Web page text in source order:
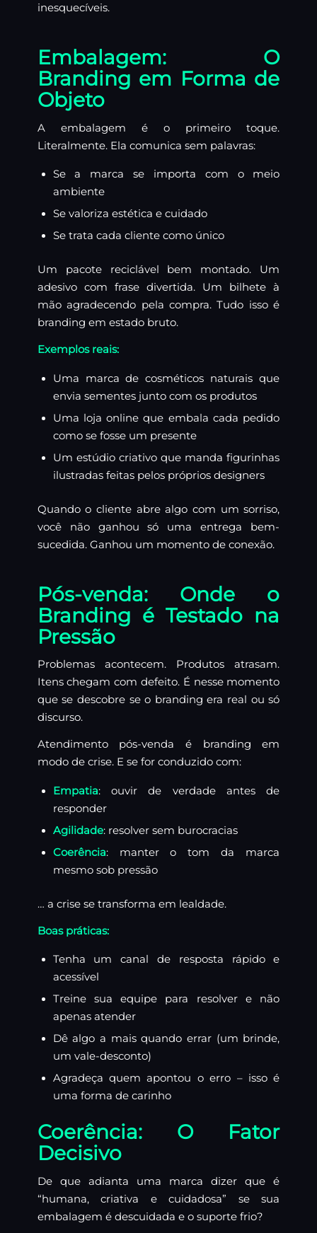
inesquecíveis.
Embalagem: O
Branding em Forma de
Objeto
A embalagem é o primeiro toque.
Literalmente. Ela comunica sem palavras:
Se a marca se importa com o meio
ambiente
Se valoriza estética e cuidado
Se trata cada cliente como único
Um pacote reciclável bem montado. Um
adesivo com frase divertida. Um bilhete à
mão agradecendo pela compra. Tudo isso é
branding em estado bruto.
Exemplos reais:
Uma marca de cosméticos naturais que
envia sementes junto com os produtos
Uma loja online que embala cada pedido
como se fosse um presente
Um estúdio criativo que manda figurinhas
ilustradas feitas pelos próprios designers
Quando o cliente abre algo com um sorriso,
você não ganhou só uma entrega bem-
sucedida. Ganhou um momento de conexão.
Pós-venda: Onde o
Branding é Testado na
Pressão
Problemas acontecem. Produtos atrasam.
Itens chegam com defeito. É nesse momento
que se descobre se o branding era real ou só
discurso.
Atendimento pós-venda é branding em
modo de crise. E se for conduzido com:
Empatia: ouvir de verdade antes de
responder
Agilidade: resolver sem burocracias
Coerência: manter o tom da marca
mesmo sob pressão
… a crise se transforma em lealdade.
Boas práticas:
Tenha um canal de resposta rápido e
acessível
Treine sua equipe para resolver e não
apenas atender
Dê algo a mais quando errar (um brinde,
um vale-desconto)
Agradeça quem apontou o erro – isso é
uma forma de carinho
Coerência: O Fator
Decisivo
De que adianta uma marca dizer que é
“humana, criativa e cuidadosa” se sua
embalagem é descuidada e o suporte frio?